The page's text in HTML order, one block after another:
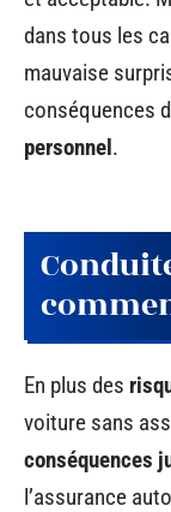
dans tous les
mauvaise
conséquences
personnel.
En plus des
voiture sans
conséquences
l’assurance